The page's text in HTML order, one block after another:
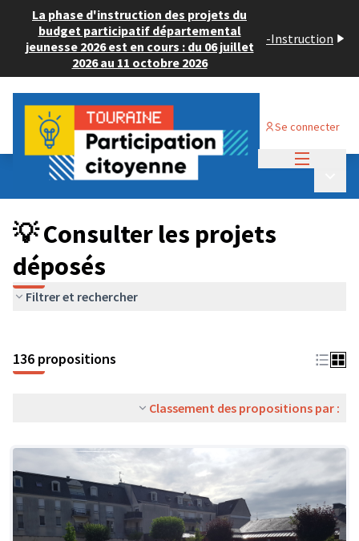
La phase d'instruction des projets du
budget participatif départemental
jeunesse 2026 est en cours : du 06 juillet
2026 au 11 octobre 2026
-Instruction
Se connecter
Budget Participatif JEUNESSE 2024
💡 Consulter les projets déposés
💡 Consulter les projets
déposés
Filtrer et rechercher
136 propositions
Classement des propositions par :